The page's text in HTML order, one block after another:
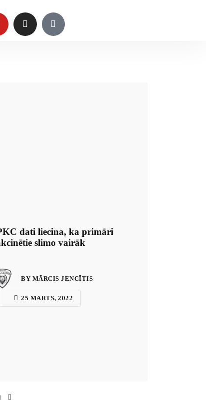
dati liecina, ka primāri
slimo vairāk
BY MĀRCIS JENCĪTIS
25 MARTS, 2022